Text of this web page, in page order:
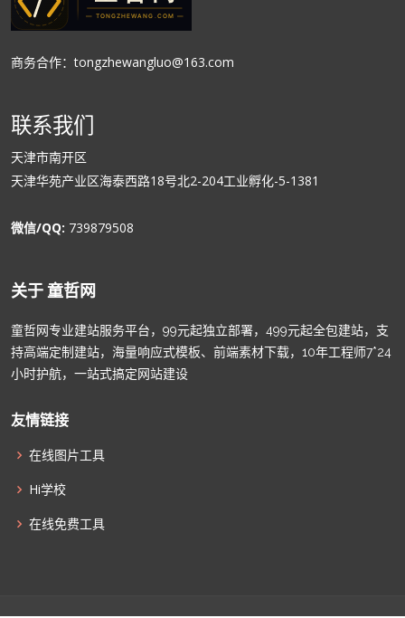
商务合作：tongzhewangluo@163.com
联系我们
天津市南开区
天津华苑产业区海泰西路18号北2-204工业孵化-5-1381
微信/QQ: 739879508
关于 童哲网
童哲网专业建站服务平台，99元起独立部署，499元起全包建站，支
持高端定制建站，海量响应式模板、前端素材下载，10年工程师7*24
小时护航，一站式搞定网站建设
友情链接
在线图片工具
Hi学校
在线免费工具